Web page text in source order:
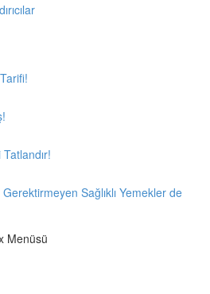
Tatlandır!
Sağlıklı Yemekler de
Menüsü